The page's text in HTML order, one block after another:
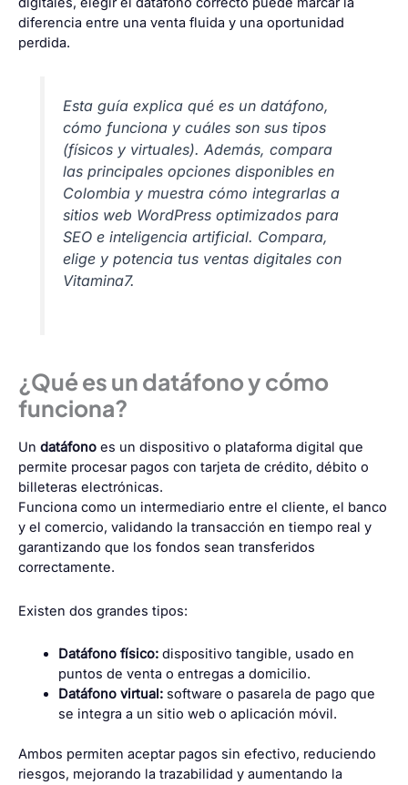
diferencia entre una venta fluida y una oportunidad
perdida.
Esta guía explica qué es un datáfono,
cómo funciona y cuáles son sus tipos
(físicos y virtuales). Además, compara
las principales opciones disponibles en
Colombia y muestra cómo integrarlas a
sitios web WordPress optimizados para
SEO e inteligencia artificial. Compara,
elige y potencia tus ventas digitales con
Vitamina7.
¿Qué es un datáfono y cómo
funciona?
Un datáfono es un dispositivo o plataforma digital que
permite procesar pagos con tarjeta de crédito, débito o
billeteras electrónicas.
Funciona como un intermediario entre el cliente, el banco
y el comercio, validando la transacción en tiempo real y
garantizando que los fondos sean transferidos
correctamente.
Existen dos grandes tipos:
Datáfono físico:dispositivo tangible, usado en
puntos de venta o entregas a domicilio.
Datáfono virtual:software o pasarela de pago que
se integra a un sitio web o aplicación móvil.
Ambos permiten aceptar pagos sin efectivo, reduciendo
riesgos, mejorando la trazabilidad y aumentando la